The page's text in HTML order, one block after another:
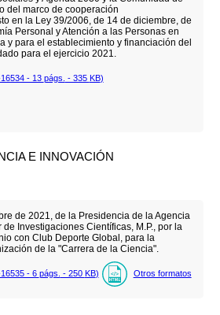
del marco de cooperación
en la Ley 39/2006, de 14 de diciembre, de
Personal y Atención a las Personas en
y para el establecimiento y financiación del
para el ejercicio 2021.
- 13 págs. - 335 KB)
E INNOVACIÓN
de 2021, de la Presidencia de la Agencia
Investigaciones Científicas, M.P., por la
con Club Deporte Global, para la
de la "Carrera de la Ciencia".
- 6 págs. - 250 KB) Otros formatos